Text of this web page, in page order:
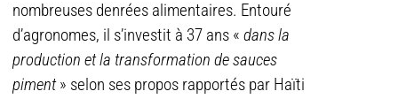
nombreuses denrées alimentaires. Entouré
d’agronomes, il s’investit à 37 ans « dans la
production et la transformation de sauces
piment» selon ses propos rapportés par Haïti